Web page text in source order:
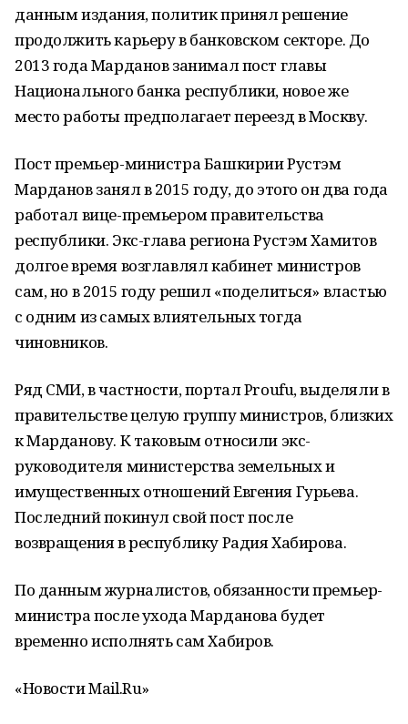
данным издания, политик принял решение
продолжить карьеру в банковском секторе. До
2013 года Марданов занимал пост главы
Национального банка республики, новое же
место работы предполагает переезд в Москву.
Пост премьер-министра Башкирии Рустэм
Марданов занял в 2015 году, до этого он два года
работал вице-премьером правительства
республики. Экс-глава региона Рустэм Хамитов
долгое время возглавлял кабинет министров
сам, но в 2015 году решил «поделиться» властью
с одним из самых влиятельных тогда
чиновников.
Ряд СМИ, в частности, портал Proufu, выделяли в
правительстве целую группу министров, близких
к Марданову. К таковым относили экс-
руководителя министерства земельных и
имущественных отношений Евгения Гурьева.
Последний покинул свой пост после
возвращения в республику Радия Хабирова.
По данным журналистов, обязанности премьер-
министра после ухода Марданова будет
временно исполнять сам Хабиров.
«Новости Mail.Ru»